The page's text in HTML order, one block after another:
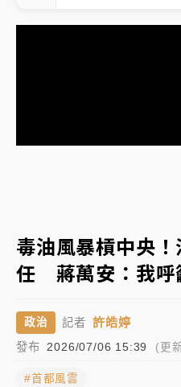
「白海豚」雨炸新北！通
至2個月低
「白海豚」雨炸新北！通
白海豚挾豪雨狂炸新北！
砸落毀車
毒油風暴槓中央
任 蔣萬安：我呼
政治 記者 許皓婷
發布 2026/07/06 15:39 (更
#首都風雲